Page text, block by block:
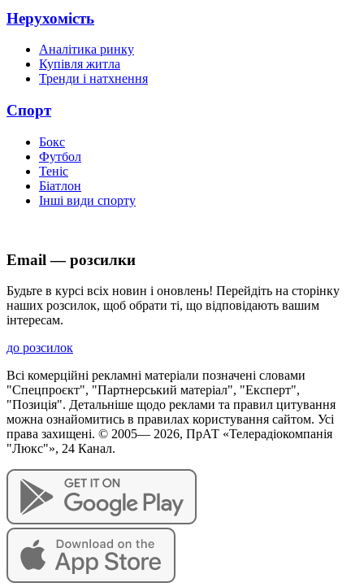
Нерухомість
Аналітика ринку
Купівля житла
Тренди і натхнення
Спорт
Бокс
Футбол
Теніс
Біатлон
Інші види спорту
Email — розсилки
Будьте в курсі всіх новин і оновлень! Перейдіть на сторінку
наших розсилок, щоб обрати ті, що відповідають вашим
інтересам.
до розсилок
Всі комерційні рекламні матеріали позначені словами
"Спецпроєкт", "Партнерський матеріал", "Експерт",
"Позиція". Детальніше щодо реклами та правил цитування
можна ознайомитись в правилах користування сайтом. Усі
права захищені. © 2005— 2026, ПрАТ «Телерадіокомпанія
"Люкс"», 24 Канал.